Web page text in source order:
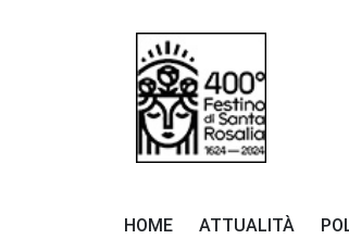
HOME ATTUALITÀ